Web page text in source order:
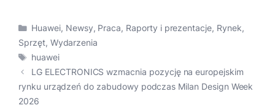
Kategorie
Huawei, Newsy, Praca, Raporty i prezentacje, Rynek,
Sprzęt, Wydarzenia
Tagi
huawei
LG ELECTRONICS wzmacnia pozycję na europejskim
rynku urządzeń do zabudowy podczas Milan Design Week
2026